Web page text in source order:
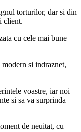
torturilor, dar si din
client.
cu cele mai bune
si indraznet,
voastre, iar noi
si sa va surprinda
de neuitat, cu